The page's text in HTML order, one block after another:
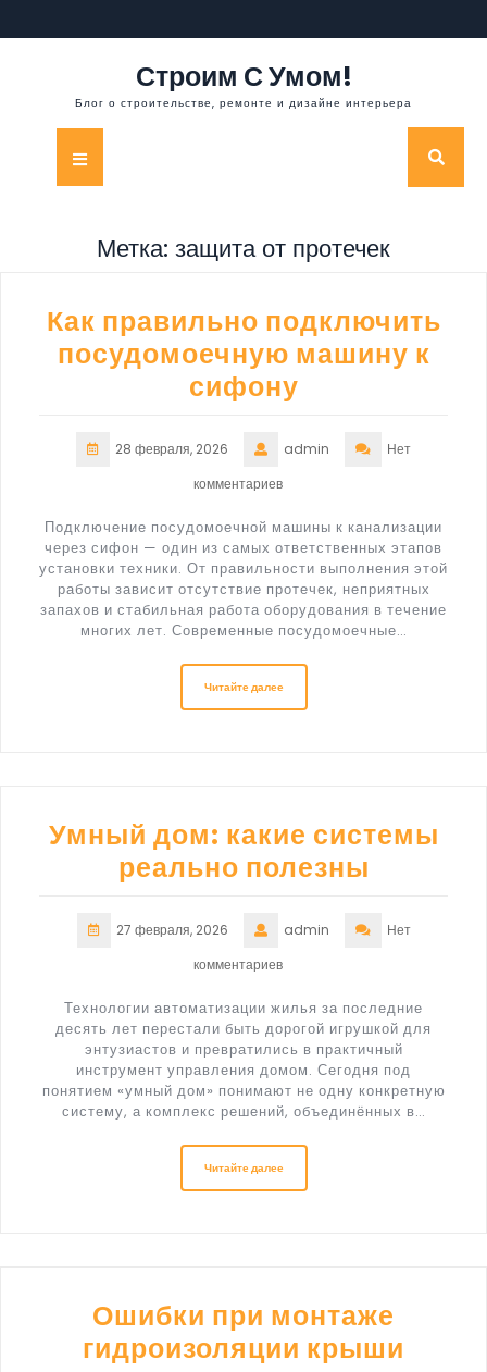
к
Строим С Умом!
Блог о строительстве, ремонте и дизайне интерьера
Кнопка
Метка: защита от протечек
Как правильно подключить
посудомоечную машину к
сифону
28 февраля, 2026 admin
Нет
комментариев
Подключение посудомоечной машины к канализации
через сифон — один из самых ответственных этапов
установки техники. От правильности выполнения этой
работы зависит отсутствие протечек, неприятных
запахов и стабильная работа оборудования в течение
многих лет. Современные посудомоечные…
Читайте далее
Умный дом: какие системы
реально полезны
27 февраля, 2026 admin
Нет
комментариев
Технологии автоматизации жилья за последние
десять лет перестали быть дорогой игрушкой для
энтузиастов и превратились в практичный
инструмент управления домом. Сегодня под
понятием «умный дом» понимают не одну конкретную
систему, а комплекс решений, объединённых в…
Читайте далее
Ошибки при монтаже
гидроизоляции крыши